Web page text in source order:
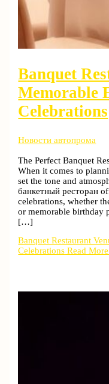
Banquet
Memorable
Celebrations
Новости автопрома
The Perfect Banquet
When it comes to
set the tone and
банкетный ресторан
celebrations, whether
or memorable birthday
[…]
Banquet Restaurant
Celebrations Read